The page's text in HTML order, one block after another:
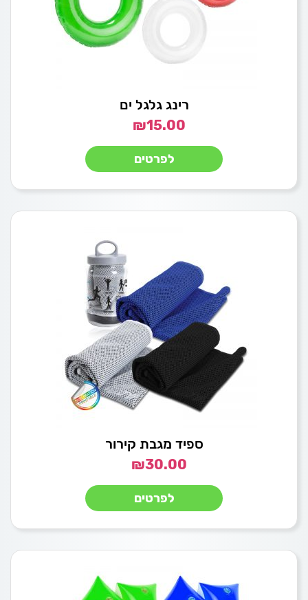
רינג גלגל ים
₪15.00
לפרטים
ספיד מגבת קירור
₪30.00
לפרטים